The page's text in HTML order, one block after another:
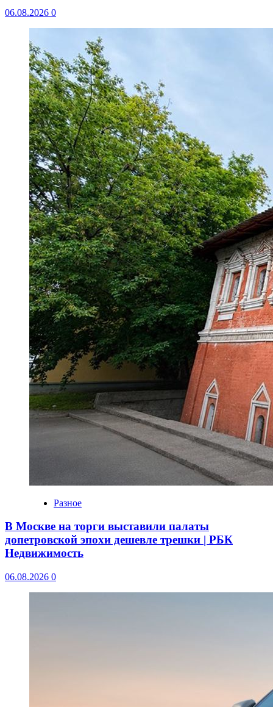
06.08.2026 0
Разное
В Москве на торги выставили палаты
допетровской эпохи дешевле трешки | РБК
Недвижимость
06.08.2026 0